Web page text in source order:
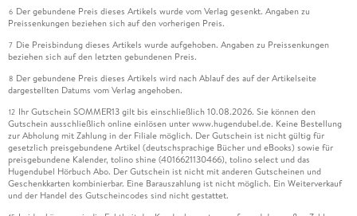
6 Der gebundene Preis dieses Artikels wurde vom Verlag gesenkt. Angaben zu
Preissenkungen beziehen sich auf den vorherigen Preis.
7 Die Preisbindung dieses Artikels wurde aufgehoben. Angaben zu Preissenkungen
beziehen sich auf den letzten gebundenen Preis.
8 Der gebundene Preis dieses Artikels wird nach Ablauf des auf der Artikelseite
dargestellten Datums vom Verlag angehoben.
12 Ihr Gutschein SOMMER13 gilt bis einschließlich 10.08.2026. Sie können den
Gutschein ausschließlich online einlösen unter www.hugendubel.de. Keine Bestellung
zur Abholung mit Zahlung in der Filiale möglich. Der Gutschein ist nicht gültig für
gesetzlich preisgebundene Artikel (deutschsprachige Bücher und eBooks) sowie für
preisgebundene Kalender, tolino shine (4016621130466), tolino select und das
Hugendubel Hörbuch Abo. Der Gutschein ist nicht mit anderen Gutscheinen und
Geschenkkarten kombinierbar. Eine Barauszahlung ist nicht möglich. Ein Weiterverkauf
und der Handel des Gutscheincodes sind nicht gestattet.